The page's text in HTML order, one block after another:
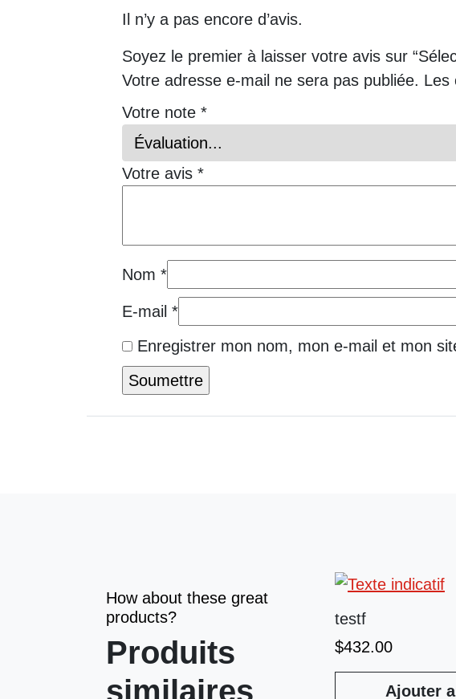
Il n’y a pas encore d’avis.
Soyez le premier à laisser votre avis sur
Votre adresse e-mail ne sera pas publiée. Les
Votre note *
Votre avis *
Nom *
E-mail *
Enregistrer mon nom, mon e-mail et mon
How about these great
products?
Produits
similaires
testf
$432.00
Ajouter